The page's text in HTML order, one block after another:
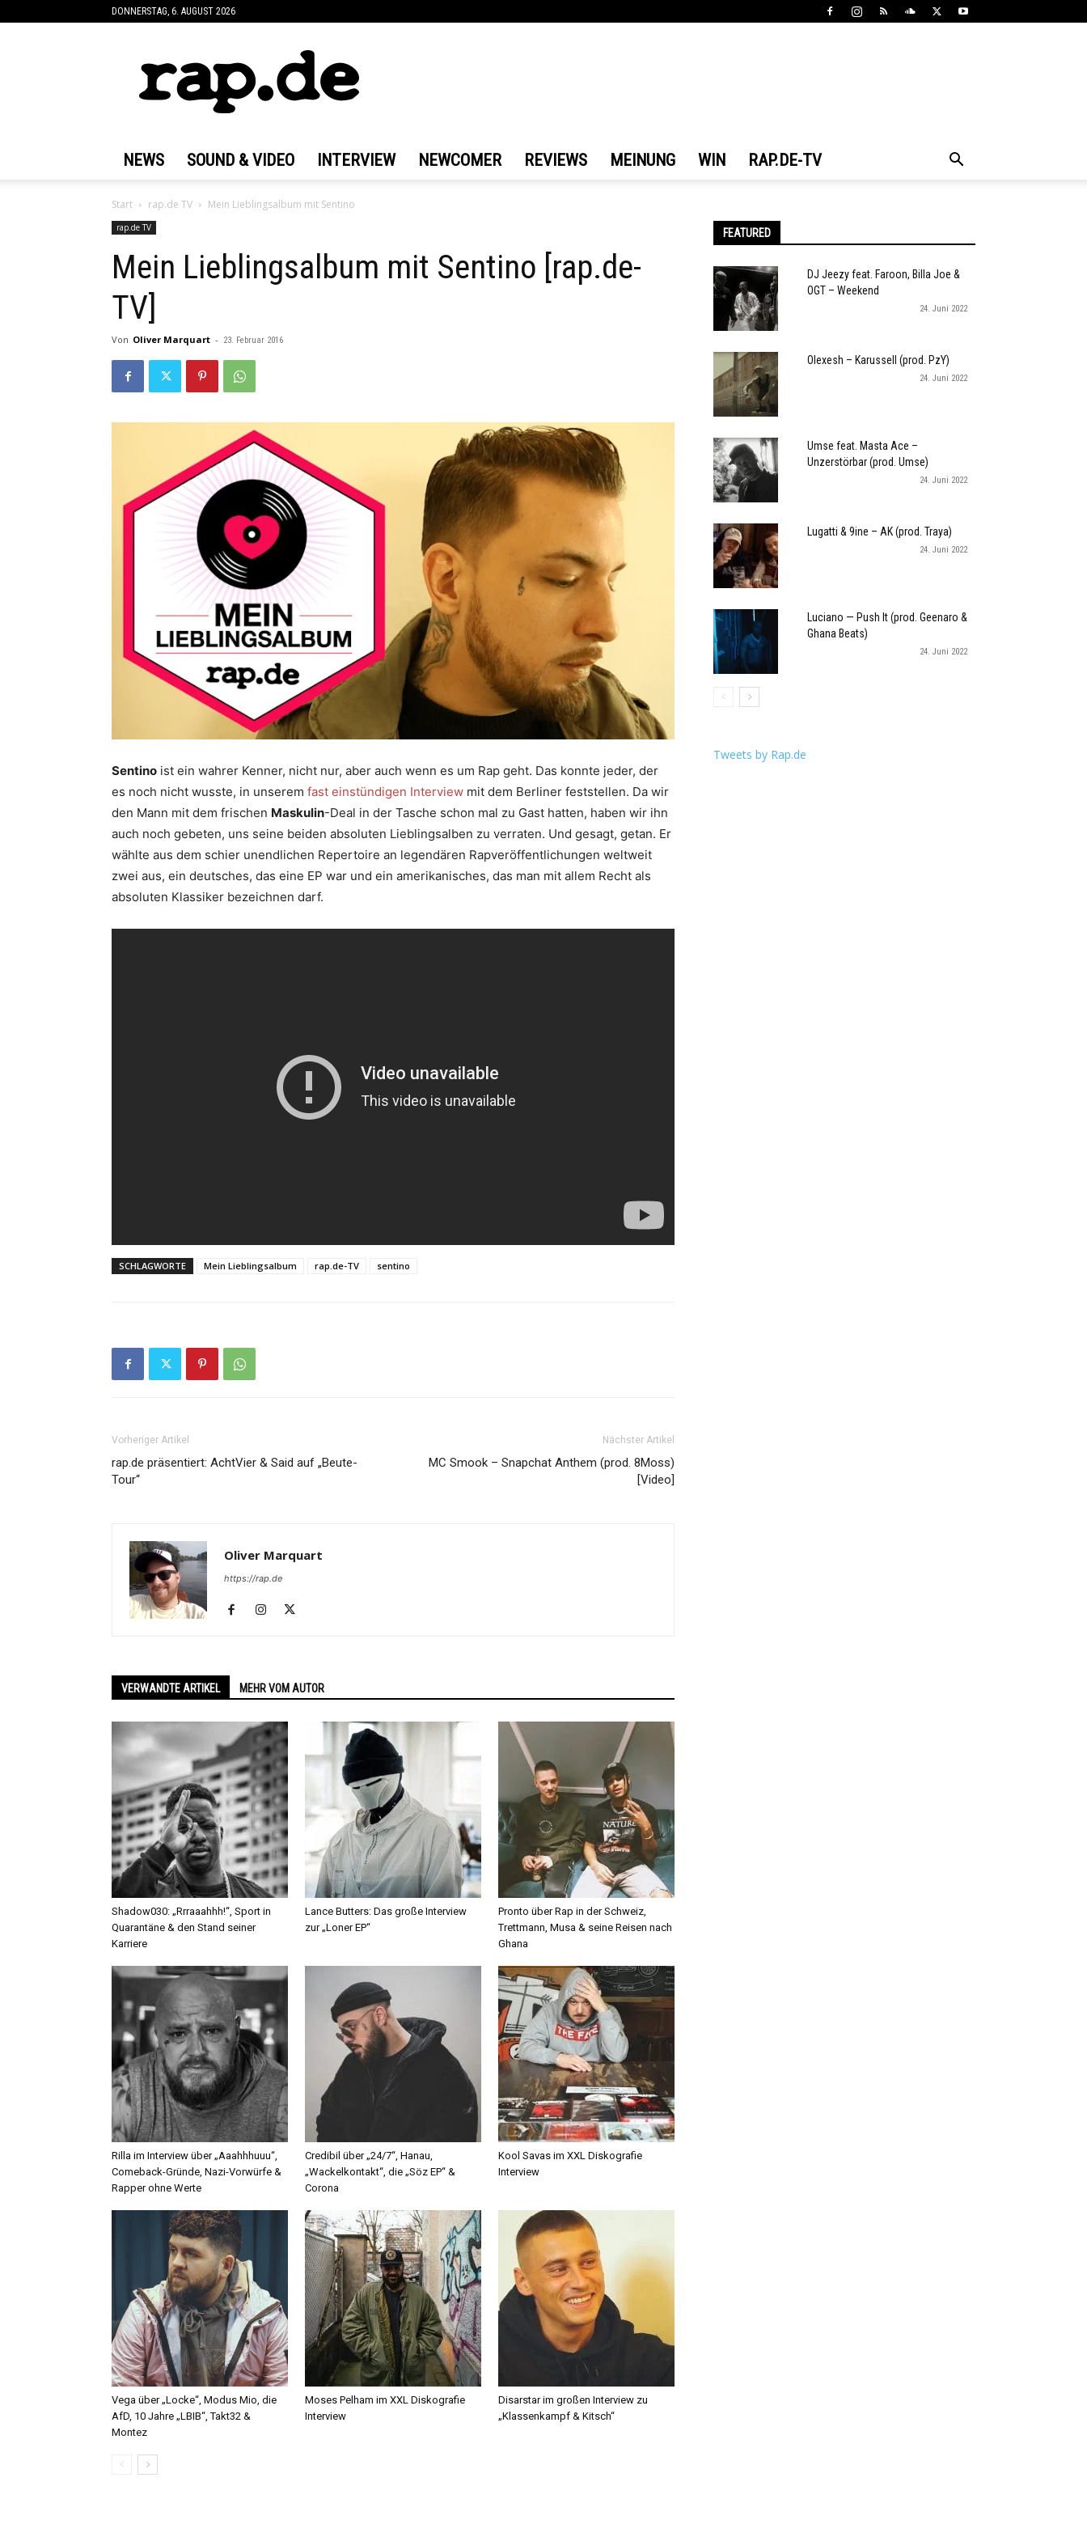
DONNERSTAG, 6. AUGUST 2026
NEWS SOUND & VIDEO INTERVIEW NEWCOMER REVIEWS MEINUNG WIN RAP.DE-TV
Start rap.de TV Mein Lieblingsalbum mit Sentino
rap.de TV
Mein Lieblingsalbum mit Sentino [rap.de-
TV]
Von Oliver Marquart - 23. Februar 2016
Sentino ist ein wahrer Kenner, nicht nur, aber auch wenn es um Rap geht. Das konnte jeder, der
es noch nicht wusste, in unserem fast einstündigen Interview mit dem Berliner feststellen. Da wir
den Mann mit dem frischen Maskulin-Deal in der Tasche schon mal zu Gast hatten, haben wir ihn
auch noch gebeten, uns seine beiden absoluten Lieblingsalben zu verraten. Und gesagt, getan. Er
wählte aus dem schier unendlichen Repertoire an legendären Rapveröffentlichungen weltweit
zwei aus, ein deutsches, das eine EP war und ein amerikanisches, das man mit allem Recht als
absoluten Klassiker bezeichnen darf.
SCHLAGWORTE Mein Lieblingsalbum rap.de-TV sentino
Vorheriger Artikel
rap.de präsentiert: AchtVier & Said auf „Beute-
Tour“
Nächster Artikel
MC Smook – Snapchat Anthem (prod. 8Moss)
[Video]
Oliver Marquart
https://rap.de
VERWANDTE ARTIKEL MEHR VOM AUTOR
Shadow030: „Rrraaahhh!“, Sport in
Quarantäne & den Stand seiner
Karriere
Lance Butters: Das große Interview
zur „Loner EP“
Pronto über Rap in der Schweiz,
Trettmann, Musa & seine Reisen nach
Ghana
Rilla im Interview über „Aaahhhuuu“,
Comeback-Gründe, Nazi-Vorwürfe &
Rapper ohne Werte
Credibil über „24/7“, Hanau,
„Wackelkontakt“, die „Söz EP“ &
Corona
Kool Savas im XXL Diskografie
Interview
Vega über „Locke“, Modus Mio, die
AfD, 10 Jahre „LBIB“, Takt32 &
Montez
Moses Pelham im XXL Diskografie
Interview
Disarstar im großen Interview zu
„Klassenkampf & Kitsch“
FEATURED
DJ Jeezy feat. Faroon, Billa Joe &
OGT – Weekend
24. Juni 2022
Olexesh – Karussell (prod. PzY)
24. Juni 2022
Umse feat. Masta Ace –
Unzerstörbar (prod. Umse)
24. Juni 2022
Lugatti & 9ine – AK (prod. Traya)
24. Juni 2022
Luciano — Push It (prod. Geenaro &
Ghana Beats)
24. Juni 2022
Tweets by Rap.de